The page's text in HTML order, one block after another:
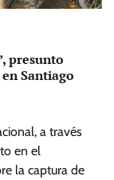
presunto
Santiago
a través
en el
la captura de